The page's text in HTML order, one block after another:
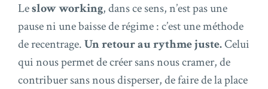
Leslow working, dans ce sens, n’est pas une
pause ni une baisse de régime : c’est une méthode
de recentrage.Un retour au rythme juste.Celui
qui nous permet de créer sans nous cramer, de
contribuer sans nous disperser, de faire de la place